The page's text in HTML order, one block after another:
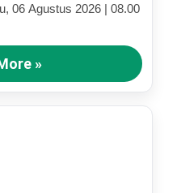
06 Agustus 2026 | 08.00
»